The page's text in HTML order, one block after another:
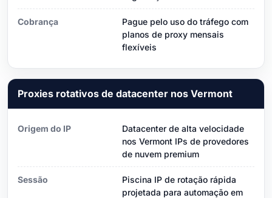
Cobrança
Pague pelo uso do tráfego com
planos de proxy mensais
flexíveis
Proxies rotativos de datacenter nos Vermont
Origem do IP
Datacenter de alta velocidade
nos Vermont IPs de provedores
de nuvem premium
Sessão
Piscina IP de rotação rápida
projetada para automação em